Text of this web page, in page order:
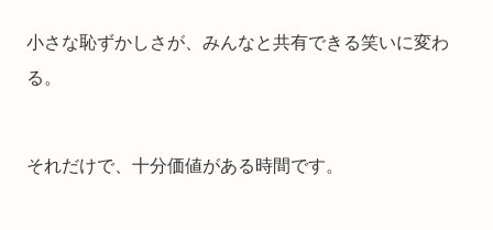
小さな恥ずかしさが、みんなと共有できる笑いに変わ
る。
それだけで、十分価値がある時間です。